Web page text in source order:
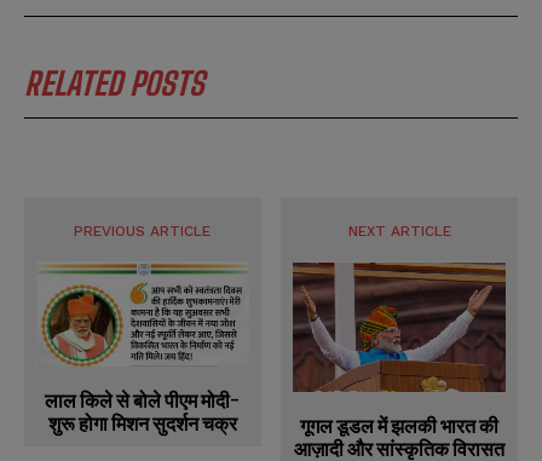
RELATED POSTS
PREVIOUS ARTICLE
लाल किले से बोले पीएम मोदी-
शुरू होगा मिशन सुदर्शन चक्र
NEXT ARTICLE
गूगल डूडल में झलकी भारत की
आज़ादी और सांस्कृतिक विरासत